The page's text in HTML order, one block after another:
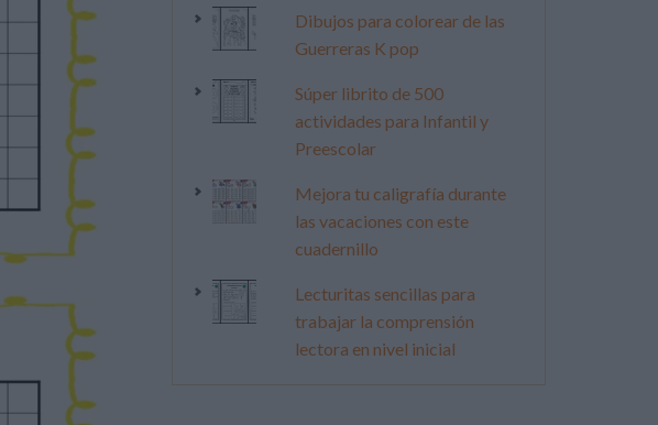
Dibujos para colorear de las
Guerreras K pop
Súper librito de 500
actividades para Infantil y
Preescolar
Mejora tu caligrafía durante
las vacaciones con este
cuadernillo
Lecturitas sencillas para
trabajar la comprensión
lectora en nivel inicial